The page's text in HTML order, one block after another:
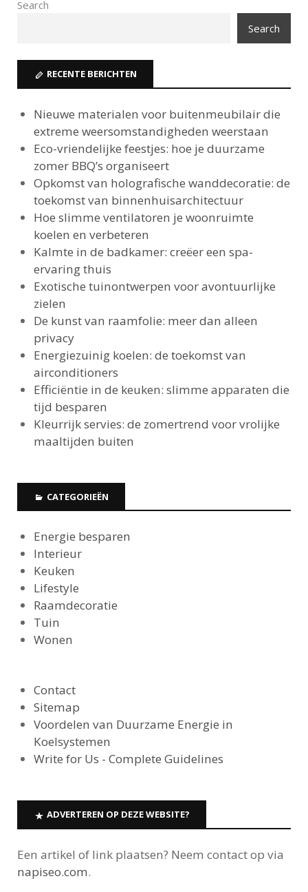
Search
Search
RECENTE BERICHTEN
Nieuwe materialen voor buitenmeubilair die
extreme weersomstandigheden weerstaan
Eco-vriendelijke feestjes: hoe je duurzame
zomer BBQ’s organiseert
Opkomst van holografische wanddecoratie: de
toekomst van binnenhuisarchitectuur
Hoe slimme ventilatoren je woonruimte
koelen en verbeteren
Kalmte in de badkamer: creëer een spa-
ervaring thuis
Exotische tuinontwerpen voor avontuurlijke
zielen
De kunst van raamfolie: meer dan alleen
privacy
Energiezuinig koelen: de toekomst van
airconditioners
Efficiëntie in de keuken: slimme apparaten die
tijd besparen
Kleurrijk servies: de zomertrend voor vrolijke
maaltijden buiten
CATEGORIEËN
Energie besparen
Interieur
Keuken
Lifestyle
Raamdecoratie
Tuin
Wonen
Contact
Sitemap
Voordelen van Duurzame Energie in
Koelsystemen
Write for Us - Complete Guidelines
ADVERTEREN OP DEZE WEBSITE?
Een artikel of link plaatsen? Neem contact op via
napiseo.com.